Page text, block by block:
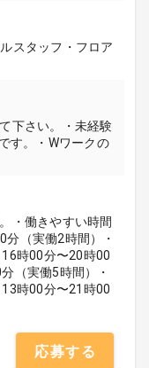
スタッフ・フロア
下さい。・未経験
す。・Wワークの
・働きやすい時間
（実働2時間）・
時00分〜20時00
（実働5時間）・
時00分〜21時00
応募する